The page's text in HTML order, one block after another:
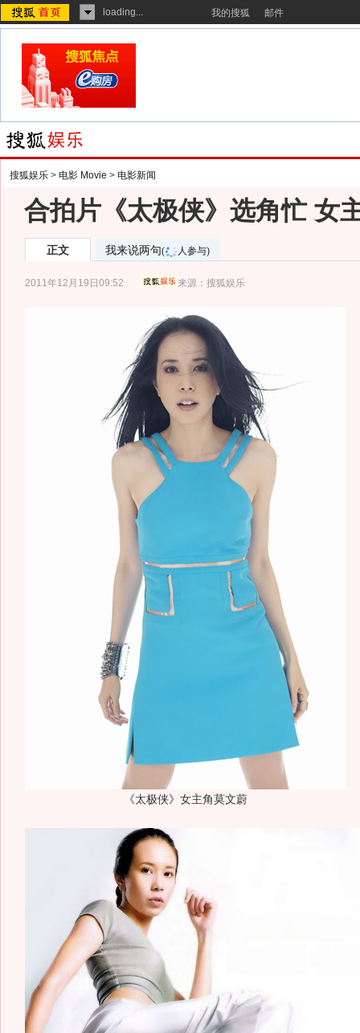
loading... 我的搜狐 邮件
搜狐娱乐 > 电影 Movie > 电影新闻
合拍片《太极侠》选角忙 女
正文 我来说两句( 人参与)
2011年12月19日09:52 来源：搜狐娱乐
《太极侠》女主角莫文蔚